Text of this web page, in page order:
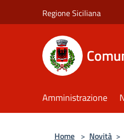
Regione Siciliana
Amministrazione
Home > Novità >